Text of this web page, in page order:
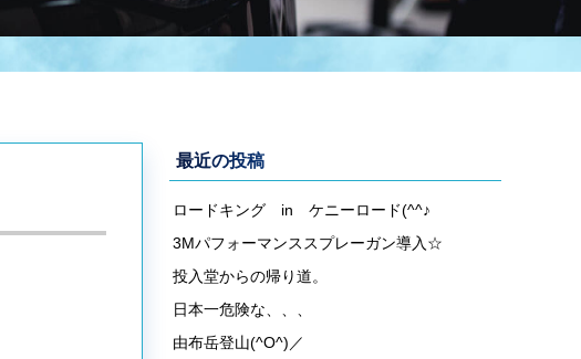
最近の投稿
ロードキング in ケニーロード(^^♪
3Mパフォーマンススプレーガン導入☆
投入堂からの帰り道。
日本一危険な、、、
由布岳登山(^O^)／